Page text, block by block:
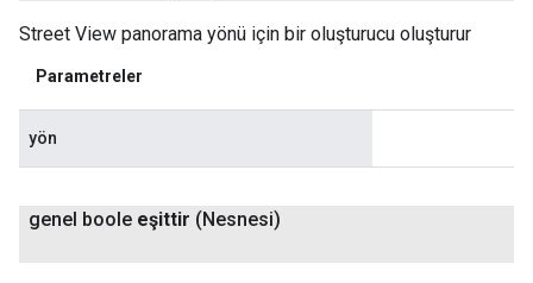
Street View panorama yönü için bir oluşturucu oluşturur
Parametreler
yön
genel boole eşittir (Nesnesi)